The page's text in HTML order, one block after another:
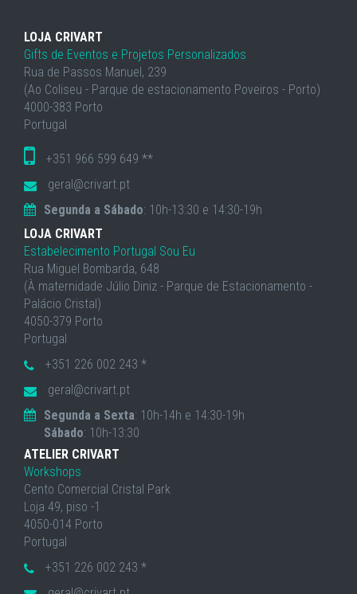
LOJA CRIVART
Gifts de Eventos e Projetos Personalizados
Rua de Passos Manuel, 239
(Ao Coliseu - Parque de estacionamento Poveiros - Porto)
4000-383 Porto
Portugal
+351 966 599 649 **
geral@crivart.pt
Segunda a Sábado: 10h-13:30 e 14:30-19h
LOJA CRIVART
Estabelecimento Portugal Sou Eu
Rua Miguel Bombarda, 648
(À maternidade Júlio Diniz - Parque de Estacionamento -
Palácio Cristal)
4050-379 Porto
Portugal
+351 226 002 243 *
geral@crivart.pt
Segunda a Sexta: 10h-14h e 14:30-19h
Sábado: 10h-13:30
ATELIER CRIVART
Workshops
Cento Comercial Cristal Park
Loja 49, piso -1
4050-014 Porto
Portugal
+351 226 002 243 *